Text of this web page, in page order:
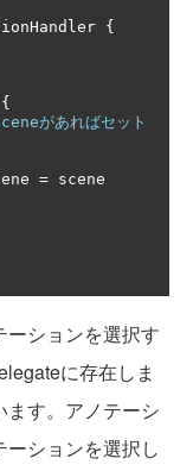
{
{
があればセット
=
ションを選択す
に存在しま
す。アノテーシ
ーションを選択し